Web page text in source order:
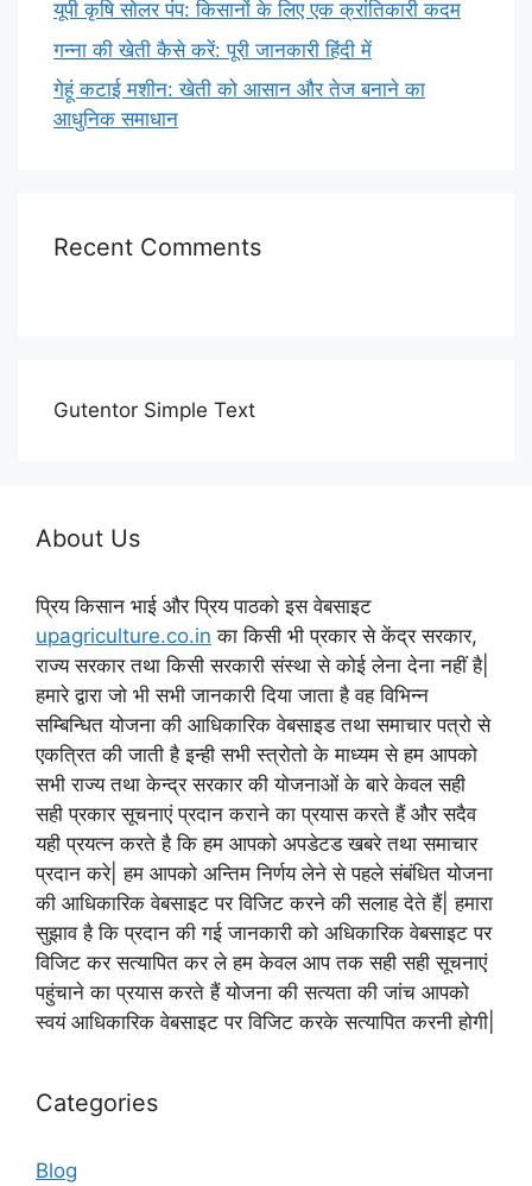
यूपी कृषि सोलर पंप: किसानों के लिए एक क्रांतिकारी कदम
गन्ना की खेती कैसे करें: पूरी जानकारी हिंदी में
गेहूं कटाई मशीन: खेती को आसान और तेज बनाने का
आधुनिक समाधान
Recent Comments
Gutentor Simple Text
About Us
प्रिय किसान भाई और प्रिय पाठको इस वेबसाइट
upagriculture.co.in का किसी भी प्रकार से केंद्र सरकार,
राज्य सरकार तथा किसी सरकारी संस्था से कोई लेना देना नहीं है|
हमारे द्वारा जो भी सभी जानकारी दिया जाता है वह विभिन्न
सम्बिन्धित योजना की आधिकारिक वेबसाइड तथा समाचार पत्रो से
एकत्रित की जाती है इन्ही सभी स्त्रोतो के माध्यम से हम आपको
सभी राज्य तथा केन्द्र सरकार की योजनाओं के बारे केवल सही
सही प्रकार सूचनाएं प्रदान कराने का प्रयास करते हैं और सदैव
यही प्रयत्न करते है कि हम आपको अपडेटड खबरे तथा समाचार
प्रदान करे| हम आपको अन्तिम निर्णय लेने से पहले संबंधित योजना
की आधिकारिक वेबसाइट पर विजिट करने की सलाह देते हैं| हमारा
सुझाव है कि प्रदान की गई जानकारी को अधिकारिक वेबसाइट पर
विजिट कर सत्यापित कर ले हम केवल आप तक सही सही सूचनाएं
पहुंचाने का प्रयास करते हैं योजना की सत्यता की जांच आपको
स्वयं आधिकारिक वेबसाइट पर विजिट करके सत्यापित करनी होगी|
Categories
Blog